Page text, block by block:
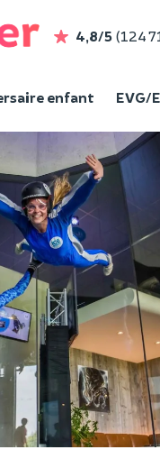
4,8/5 (124
enfant EVG/